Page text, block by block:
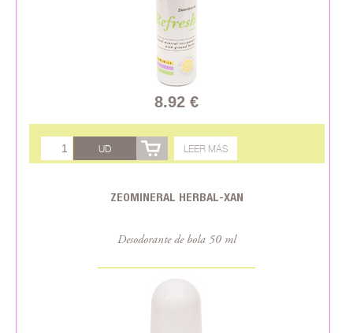
8.92 €
UD LEER MÁS
ZEOMINERAL HERBAL-XAN
Desodorante de bola 50 ml